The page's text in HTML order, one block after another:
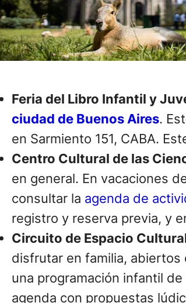
Feria del Libro Infantil y
ciudad de Buenos Aires.
en Sarmiento 151, CABA.
Centro Cultural de las
en general. En vacaciones
consultar la agenda de
registro y reserva previa, y
Circuito de Espacio
disfrutar en familia, abiertos
una programación infantil
agenda con propuestas